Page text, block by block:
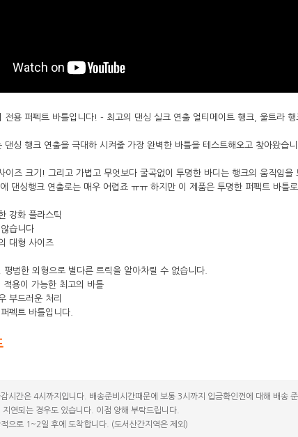
용 퍼펙트 바틀입니다! - 최고의 댄싱 실크 연출 얼티메이트 행크, 울트라
싱 행크 연출을 극대하 시켜줄 가장 완벽한 바틀을 테스트해오고 찾아왔습
이즈 크기! 그리고 가볍고 무엇보다 굴곡없이 투명한 바디는 행크의 움직임
댄싱행크 연출로는 매우 어렵죠 ㅠㅠ 하지만 이 제품은 투명한 퍼펙트 바틀
강화 플라스틱
습니다
대형 사이즈
범한 외형으로 별다른 트릭을 알아차릴 수 없습니다.
용이 가능한 최고의 바틀
부드러운 처리
펙트 바틀입니다.
시간은 4시까지입니다. 배송준비시간때문에 보통 3시까지 입금확인껀에 대해 배송
연되는 경우도 있습니다. 이점 양해 부탁드립니다.
으로 1~2일 후에 도착합니다. (도서산간지역은 제외)